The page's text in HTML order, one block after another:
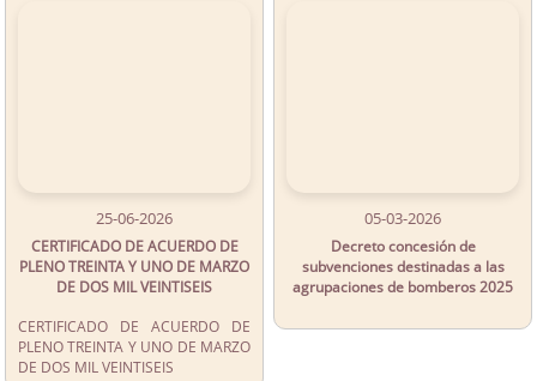
25-06-2026
CERTIFICADO DE ACUERDO DE
PLENO TREINTA Y UNO DE MARZO
DE DOS MIL VEINTISEIS
CERTIFICADO DE ACUERDO DE
PLENO TREINTA Y UNO DE MARZO
DE DOS MIL VEINTISEIS
05-03-2026
Decreto concesión de
subvenciones destinadas a las
agrupaciones de bomberos 2025